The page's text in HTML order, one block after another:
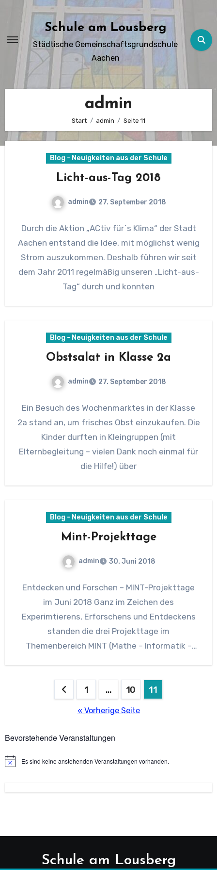
springen
Schule am Lousberg
Städtische Gemeinschaftsgrundschule
Aachen
admin
Start admin Seite 11
Blog - Neuigkeiten aus der Schule
Licht-aus-Tag 2018
admin 27. September 2018
Durch die Aktion „ACtiv für´s Klima“ der Stadt
Aachen entstand die Idee, mit möglichst wenig
Strom auszukommen. Deshalb führen wir seit
dem Jahr 2011 regelmäßig unseren „Licht-aus-
Tag“ durch und konnten
Blog - Neuigkeiten aus der Schule
Obstsalat in Klasse 2a
admin 27. September 2018
Ein Besuch des Wochenmarktes in der Klasse
2a stand an, um frisches Obst einzukaufen. Die
Kinder durften in Kleingruppen (mit
Elternbegleitung – vielen Dank noch einmal für
die Hilfe!) über
Blog - Neuigkeiten aus der Schule
Mint-Projekttage
admin 30. Juni 2018
Entdecken und Forschen – MINT-Projekttage
im Juni 2018 Ganz im Zeichen des
Experimtierens, Erforschens und Entdeckens
standen die drei Projekttage im
Themenbereich MINT (Mathe – Informatik –
Seitennummerierung
1 … 10 11
« Vorherige Seite
Bevorstehende Veranstaltungen
HinweisEs sind keine anstehenden Veranstaltungen vorhanden.
Schule am Lousberg